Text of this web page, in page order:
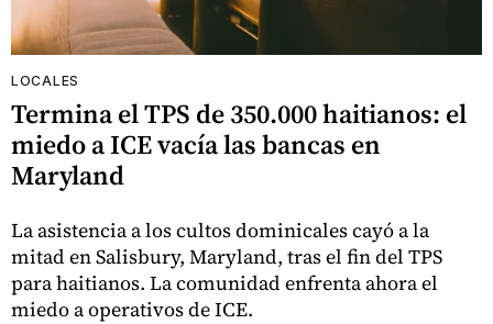
LOCALES
Termina el TPS de 350.000 haitianos: el
miedo a ICE vacía las bancas en
Maryland
La asistencia a los cultos dominicales cayó a la
mitad en Salisbury, Maryland, tras el fin del TPS
para haitianos. La comunidad enfrenta ahora el
miedo a operativos de ICE.